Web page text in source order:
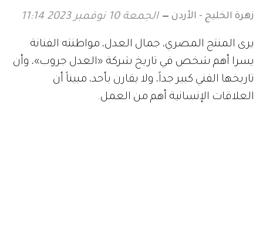
زهرة الخليج - الأردن الجمعة 10 نوفمبر 2023 11:14
يرى المنتج المصري، جمال العدل، مواطنته الفنانة
يسرا أهم شخص في تاريخ شركة «العدل جروب»، وأن
تاريخها الفني كبير جداً، ولا يقارن بأحد، مبيناً أن
العلاقات الإنسانية أهم من العمل.